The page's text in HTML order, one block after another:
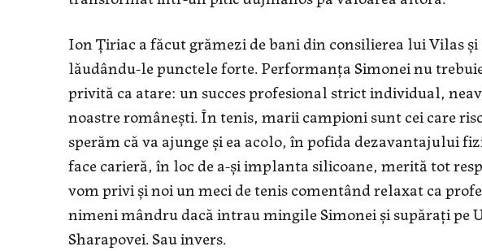
Ion Ţiriac a făcut grămezi de bani din consilierea lui Vilas
lăudându-le punctele forte. Performanţa Simonei nu
privită ca atare: un succes profesional strict individual,
noastre româneşti. În tenis, marii campioni sunt cei care
sperăm că va ajunge şi ea acolo, în pofida dezavantajului
face carieră, în loc de a-şi implanta silicoane, merită tot
vom privi şi noi un meci de tenis comentând relaxat ca
nimeni mândru dacă intrau mingile Simonei şi supăraţi pe
Sharapovei. Sau invers.